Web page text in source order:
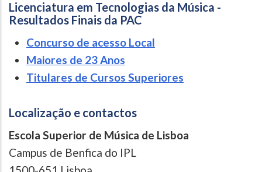
Licenciatura em Tecnologias da Música -
Resultados Finais da PAC
Concurso de acesso Local
Maiores de 23 Anos
Titulares de Cursos Superiores
Localização e contactos
Escola Superior de Música de Lisboa
Campus de Benfica do IPL